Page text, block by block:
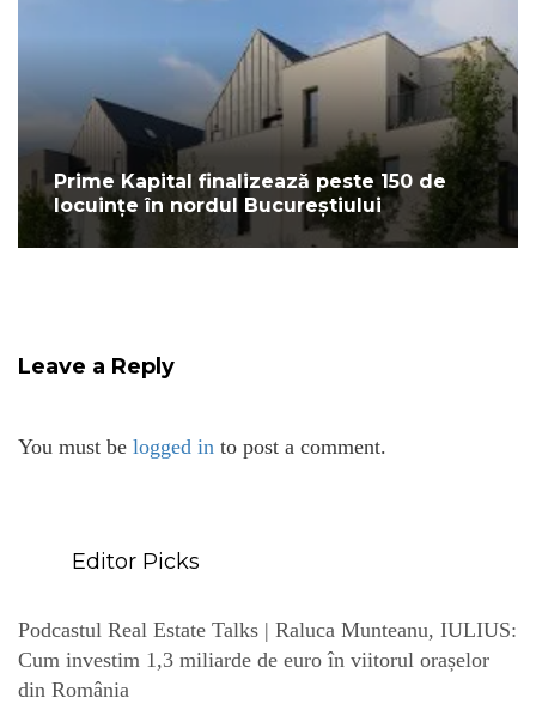
Prime Kapital finalizează peste 150 de
locuințe în nordul Bucureștiului
Leave a Reply
You must be logged in to post a comment.
Editor Picks
Podcastul Real Estate Talks | Raluca Munteanu, IULIUS:
Cum investim 1,3 miliarde de euro în viitorul orașelor
din România